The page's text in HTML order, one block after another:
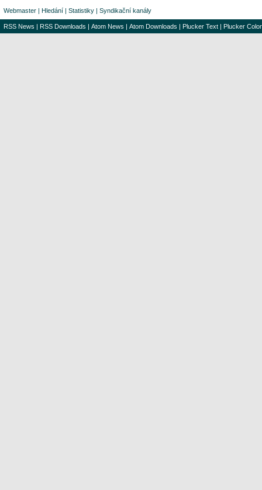
Webmaster | Hledání | Statistiky | Syndikační kanály
RSS News | RSS Downloads | Atom News | Atom Downloads | Plucker Text | Plucker Color